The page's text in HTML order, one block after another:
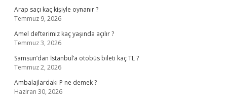
Arap saçı kaç kişiyle oynanır ?
Temmuz 9, 2026
Amel defterimiz kaç yaşında açılır ?
Temmuz 3, 2026
Samsun’dan İstanbul’a otobüs bileti kaç TL ?
Temmuz 2, 2026
Ambalajlardaki P ne demek ?
Haziran 30, 2026